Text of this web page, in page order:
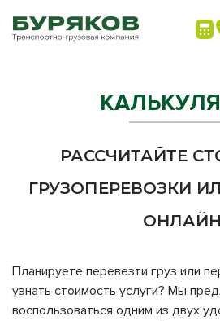
РАССЧИТАЙТЕ
ГРУЗОПЕРЕВОЗКИ
ОНЛАЙН
Планируете перевезти груз или
узнать стоимость услуги? Мы
воспользоваться одним из двух